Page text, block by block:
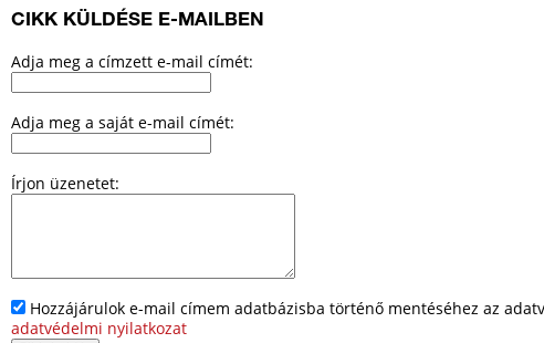
CIKK KÜLDÉSE E-MAILBEN
Adja meg a címzett e-mail címét:
Adja meg a saját e-mail címét:
Írjon üzenetet:
Hozzájárulok e-mail címem adatbázisba történő mentéséhez az
adatvédelmi nyilatkozat